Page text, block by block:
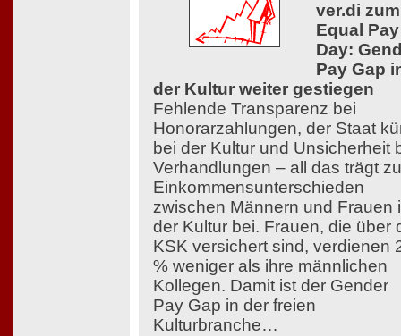
ver.di zum
Equal Pay
Day:
Pay Gap
der Kultur weiter gestiegen
Fehlende Transparenz bei
Honorarzahlungen, der Staat
bei der Kultur und Unsicherheit
Verhandlungen – all das trägt zu
Einkommensunterschieden
zwischen Männern und Frauen
der Kultur bei. Frauen, die über
KSK versichert sind, verdienen
% weniger als ihre männlichen
Kollegen. Damit ist der Gender
Pay Gap in der freien
Kulturbranche…